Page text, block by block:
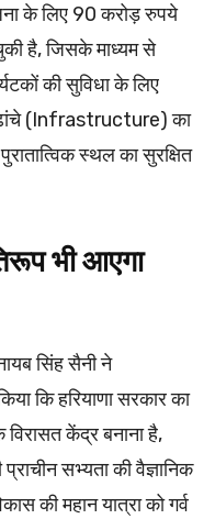
के लिए 90 करोड़ रुपये
है, जिसके माध्यम से
की सुविधा के लिए
(Infrastructure) का
स्थल का सुरक्षित
भी आएगा
सिंह सैनी ने
कि हरियाणा सरकार का
विरासत केंद्र बनाना है,
सभ्यता की वैज्ञानिक
की महान यात्रा को गर्व